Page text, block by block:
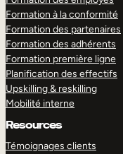
Formation à la conformité
Formation des partenaires
Formation des adhérents
Formation première ligne
Planification des effectifs
Upskilling & reskilling
Mobilité interne
Resources
Témoignages clients